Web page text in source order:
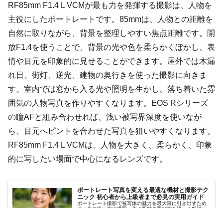
RF85mm F1.4 L VCMが最も力を発揮する撮影は、人物を
主役にしたポートレートです。85mmは、人物との距離を
自然に取りながら、背景を整理しやすい焦点距離です。開
放F1.4を使うことで、背景の光や色を柔らかくぼかし、表
情や目元を印象的に見せることができます。屋外では木漏
れ日、街灯、逆光、建物の奥行きを使った撮影に向きま
す。室内では窓から入る光や照明を生かし、落ち着いた雰
囲気の人物写真を作りやすくなります。EOS Rシリーズ
の瞳AFと組み合わせれば、浅い被写界深度を使いなが
ら、目元へピントを合わせた写真を狙いやすくなります。
RF85mm F1.4 L VCMは、人物を大きく、柔らかく、印象
的に写したい場面で中心になるレンズです。
ポートレート写真を変える最適な機材と撮影テク
ニック 初心者から上級者まで必見の実用ガイド
ポートレート撮影で被写体の魅力を最大限に引き出すため